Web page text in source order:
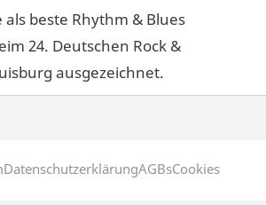
beste Rhythm & Blues
24. Deutschen Rock &
ausgezeichnet.
DatenschutzerklärungAGBsCookies